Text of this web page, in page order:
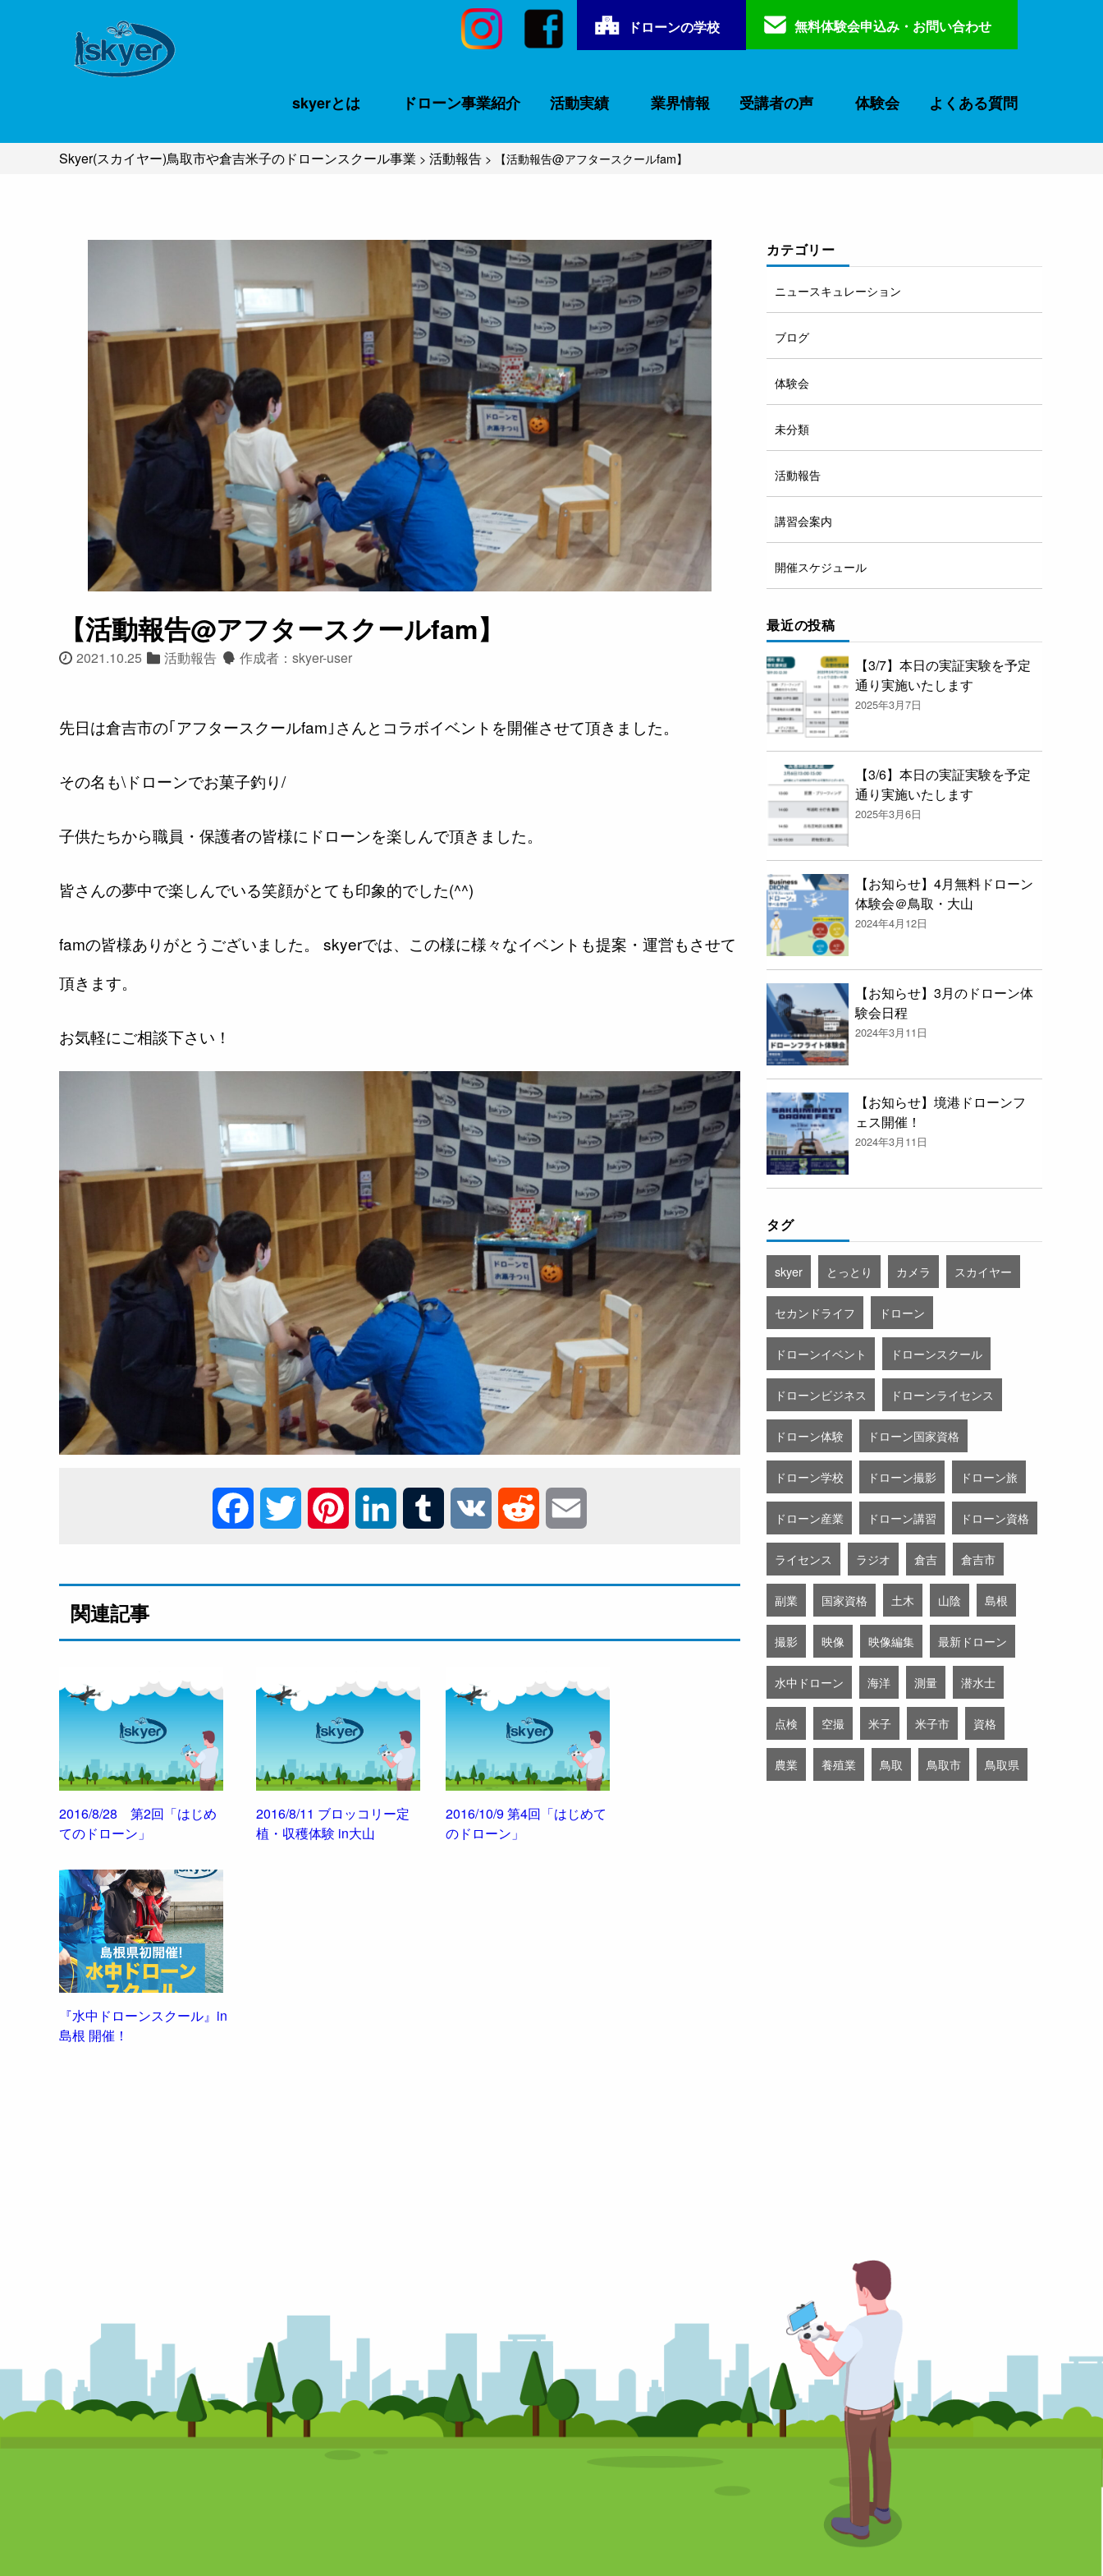
ドローンの学校 無料体験会申込み・お問い合わせ
skyerとは ドローン事業紹介 活動実績 業界情報 受講者の声 体験会 よくある質問
Skyer(スカイヤー)鳥取市や倉吉米子のドローンスクール事業 > 活動報告 > 【活動報告@アフタースクールfam】
【活動報告@アフタースクールfam】
2021.10.25 活動報告 作成者：skyer-user
先日は倉吉市の｢アフタースクールfam｣さんとコラボイベントを開催させて頂きました。
その名も\ドローンでお菓子釣り/
子供たちから職員・保護者の皆様にドローンを楽しんで頂きました。
皆さんの夢中で楽しんでいる笑顔がとても印象的でした(^^)
famの皆様ありがとうございました。 skyerでは、この様に様々なイベントも提案・運営もさせて
頂きます。
お気軽にご相談下さい！
c
o
k
i
e
n
r
s
t
n
d
I
n
m
r
d
t
a
関連記事
2016/8/28 第2回「はじめ
てのドローン」
2016/8/11 ブロッコリー定
植・収穫体験 in大山
2016/10/9 第4回「はじめて
のドローン」
『水中ドローンスクール』in
島根 開催！
カテゴリー
ニュースキュレーション
ブログ
体験会
未分類
活動報告
講習会案内
開催スケジュール
最近の投稿
【3/7】本日の実証実験を予定
通り実施いたします
2025年3月7日
【3/6】本日の実証実験を予定
通り実施いたします
2025年3月6日
【お知らせ】4月無料ドローン
体験会＠鳥取・大山
2024年4月12日
【お知らせ】3月のドローン体
験会日程
2024年3月11日
【お知らせ】境港ドローンフ
ェス開催！
2024年3月11日
タグ
skyer とっとり カメラ スカイヤー
セカンドライフ ドローン
ドローンイベント ドローンスクール
ドローンビジネス ドローンライセンス
ドローン体験 ドローン国家資格
ドローン学校 ドローン撮影 ドローン旅
ドローン産業 ドローン講習 ドローン資格
ライセンス ラジオ 倉吉 倉吉市
副業 国家資格 土木 山陰 島根
撮影 映像 映像編集 最新ドローン
水中ドローン 海洋 測量 潜水士
点検 空撮 米子 米子市 資格
農業 養殖業 鳥取 鳥取市 鳥取県